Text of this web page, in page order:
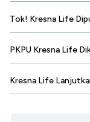
Tok! Kresna Life
PKPU Kresna Life
Kresna Life